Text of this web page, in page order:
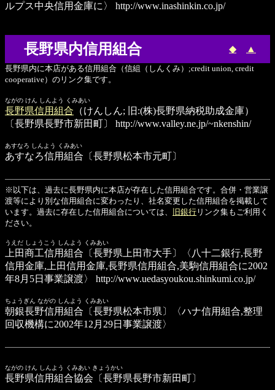
ルプス中央信用金庫に〉
http://www.inashinkin.co.jp/
長野県内信用組合 ◆ ▲
長野県内に本店がある信用組合（信組（しんくみ）;credit union, credit
cooperative）のリンク集です。
ながの けん しんよう くみあい
長野県信用組合 （けんしん; 旧:(株)長野県納税助成金庫）
〔長野県長野市新田町〕
http://www.valley.ne.jp/~nkenshin/
あすなろ しんよう くみあい
あすなろ信用組合 〔長野県松本市元町〕
※以下は、過去に長野県内に本店が存在した信用組合です。合併・営業譲
渡等により別な信用組合に変わったり、社名変更した信用組合を掲載して
います。過去に存在した信用組合については、
旧銀行 リンク集もご利用く
ださい。
うえだ しょうこう しんよう くみあい
上田商工信用組合 〔長野県上田市大手〕〈八十二銀行,長野
信用金庫,上田信用金庫,長野県信用組合,美駒信用組合に2002
年8月5日事業譲渡〉
http://www.uedasyoukou.shinkumi.co.jp/
ちょうぎん ながの しんよう くみあい
朝銀長野信用組合 〔長野県松本市県〕〈ハナ信用組合,整理
回収機構に2002年12月29日事業譲渡〉
ながの けん しんよう くみあい きょうかい
長野県信用組合協会 〔長野県長野市新田町〕